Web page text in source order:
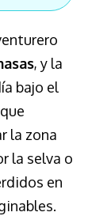
, y la
bajo el
la zona
la selva o
en